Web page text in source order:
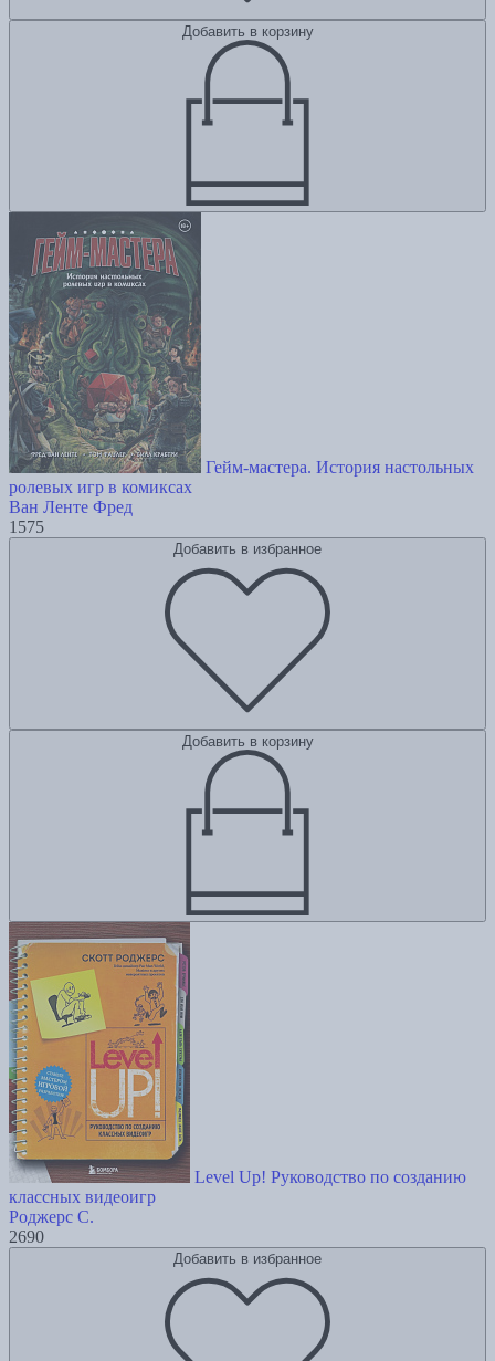
Добавить в корзину
Гейм-мастера. История настольных
ролевых игр в комиксах
Ван Ленте Фред
1575
Добавить в избранное
Добавить в корзину
Level Up! Руководство по созданию
классных видеоигр
Роджерс С.
2690
Добавить в избранное